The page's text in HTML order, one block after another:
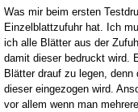
Was mir beim ersten
Einzelblattzufuhr hat. Ich
ich alle Blätter aus der
damit dieser bedruckt wird.
Blätter drauf zu legen,
dieser eingezogen wird.
vor allem wenn man